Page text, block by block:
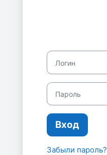
Логин
Пароль
Вход
Забыли пароль?